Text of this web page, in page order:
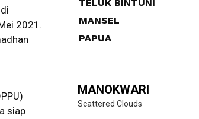
2021.
siap
TELUK BINTUNI
MANSEL
PAPUA
MANOKWARI
Scattered Clouds